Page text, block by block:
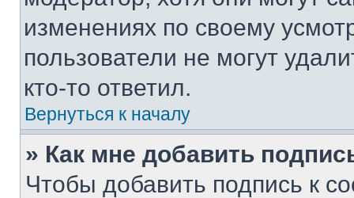
изменениях по своему
пользователи не могут
кто-то ответил.
Вернуться к началу
» Как мне добавить
Чтобы добавить подпись к